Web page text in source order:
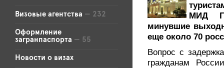
Визовые агентства — 232
Оформление
загранпаспорта — 55
Новости о визах
МИД
минувшие
еще около 70
Вопрос с
гражданам